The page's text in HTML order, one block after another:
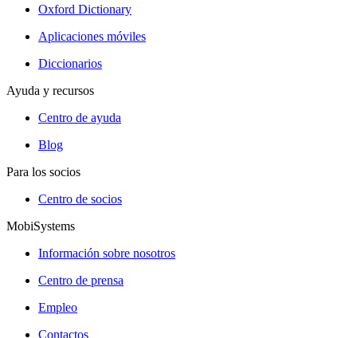
Oxford Dictionary
Aplicaciones móviles
Diccionarios
Ayuda y recursos
Centro de ayuda
Blog
Para los socios
Centro de socios
MobiSystems
Información sobre nosotros
Centro de prensa
Empleo
Contactos